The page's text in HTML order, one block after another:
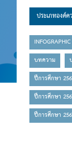
ประเภทองค์ค
INFOGRAPHIC
บทความ
ปีการศึกษา
ปีการศึกษา
ปีการศึกษา